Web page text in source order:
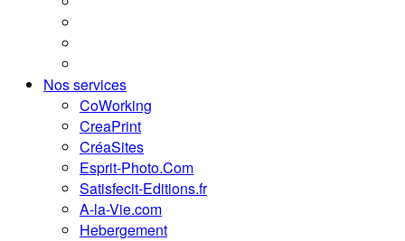
Nos services
CoWorking
CreaPrint
CréaSites
Esprit-Photo.Com
Satisfecit-Editions.fr
A-la-Vie.com
Hebergement